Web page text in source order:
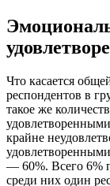
Что касается
респондентов в
такое же
крайне
— 60%. Всего 6%
среди них один